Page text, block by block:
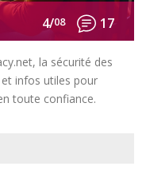
4/08 17
la sécurité des
infos utiles pour
toute confiance.